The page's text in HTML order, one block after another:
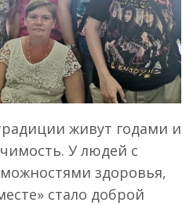
живут годами и
У людей с
здоровья,
стало доброй